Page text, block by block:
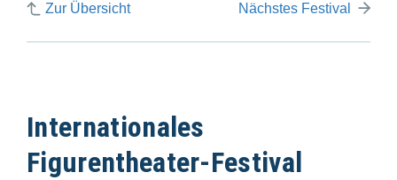
Zur Übersicht Nächstes Festival
Internationales
Figurentheater-Festival